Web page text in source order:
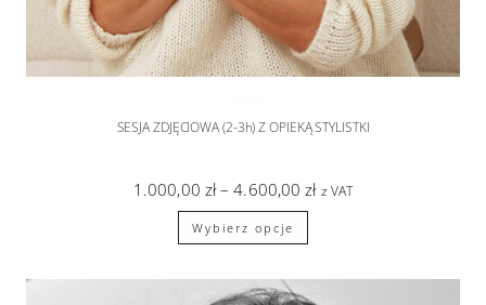
SESJA ZDJĘCIOWA (2-3h) Z OPIEKĄ STYLISTKI
1.000,00 zł – 4.600,00 zł z VAT
Wybierz opcje